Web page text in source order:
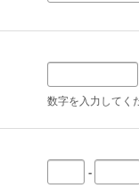
数字を入力してく
-